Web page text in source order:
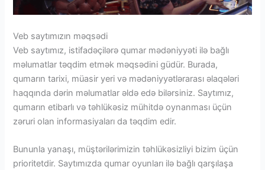
Veb saytımızın məqsədi
Veb saytımız, istifadəçilərə qumar mədəniyyəti ilə bağlı
məlumatlar təqdim etmək məqsədini güdür. Burada,
qumarın tarixi, müasir yeri və mədəniyyətlərarası əlaqələri
haqqında dərin məlumatlar əldə edə bilərsiniz. Saytımız,
qumarın etibarlı və təhlükəsiz mühitdə oynanması üçün
zəruri olan informasiyaları da təqdim edir.
Bununla yanaşı, müştərilərimizin təhlükəsizliyi bizim üçün
prioritetdir. Saytımızda qumar oyunları ilə bağlı qarşılaşa